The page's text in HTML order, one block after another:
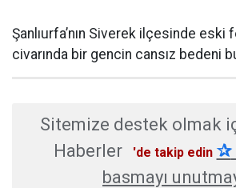
Şanlıurfa’nın Siverek ilçesinde
civarında bir gencin cansız bedeni
Sitemize destek olmak
Haberler
'de takip edin ✰
basmayı